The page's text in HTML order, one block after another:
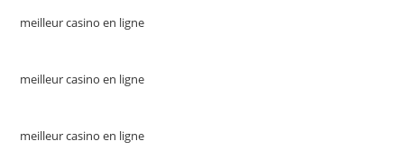
meilleur casino en ligne
meilleur casino en ligne
meilleur casino en ligne